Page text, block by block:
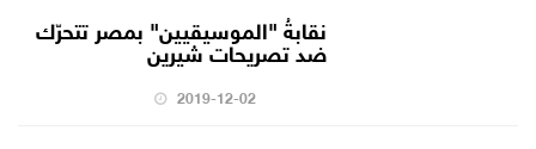
نقابةُ "الموسيقيين" بمصر تتحرّك
ضد تصريحات شيرين
2019-12-02